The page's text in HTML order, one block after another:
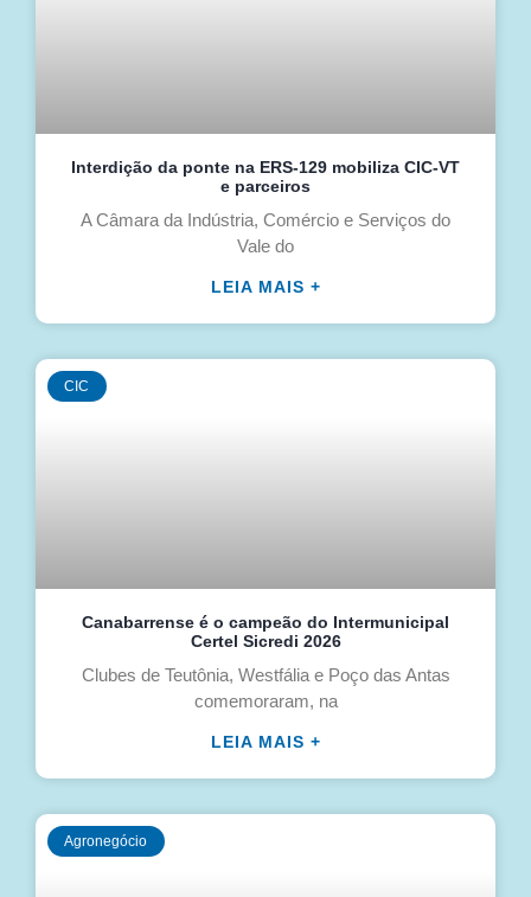
Interdição da ponte na ERS-129 mobiliza CIC-VT
e parceiros
A Câmara da Indústria, Comércio e Serviços do
Vale do
LEIA MAIS +
CIC
Canabarrense é o campeão do Intermunicipal
Certel Sicredi 2026
Clubes de Teutônia, Westfália e Poço das Antas
comemoraram, na
LEIA MAIS +
Agronegócio